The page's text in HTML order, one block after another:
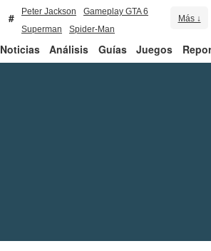
Peter Jackson
Gameplay GTA 6
Superman
Spider-Man
Más ↓
Noticias Análisis Guías Juegos